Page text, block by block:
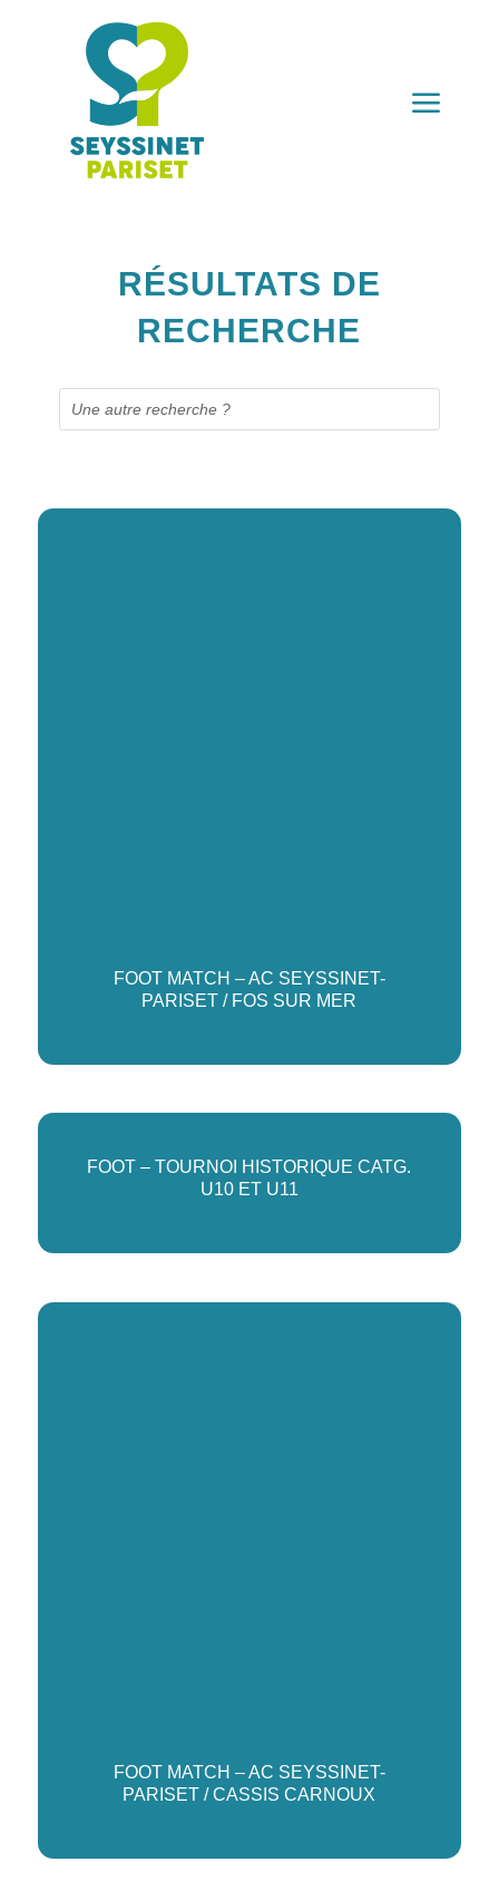
a
RÉSULTATS DE
RECHERCHE
FOOT MATCH – AC SEYSSINET-
PARISET / FOS SUR MER
FOOT – TOURNOI HISTORIQUE CATG.
U10 ET U11
FOOT MATCH – AC SEYSSINET-
PARISET / CASSIS CARNOUX